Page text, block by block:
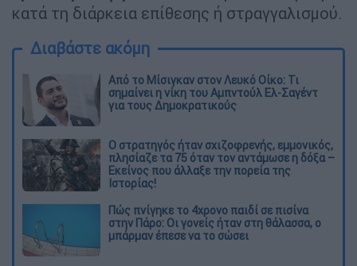
κατά τη διάρκεια επίθεσης ή στραγγαλισμού.
Διαβάστε ακόμη
Από το Μίσιγκαν στον Λευκό Οίκο: Τι
σημαίνει η νίκη του Αμπντούλ Ελ-Σαγέντ
για τους Δημοκρατικούς
O στρατηγός ήταν σχιζοφρενής, εμμονικός,
πλησίαζε τα 75 όταν τον αντάμωσε η δόξα –
Εκείνος που άλλαξε την πορεία της
Ιστορίας!
Πώς πνίγηκε το 4χρονο παιδί σε πισίνα
στην Πάρο: Οι γονείς ήταν στη θάλασσα, ο
μπάρμαν έπεσε να το σώσει